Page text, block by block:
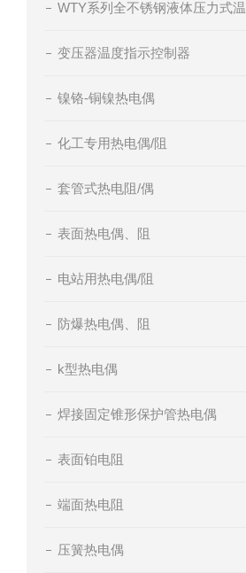
变压器温度指示控制器
镍铬-铜镍热电偶
化工专用热电偶/阻
套管式热电阻/偶
表面热电偶、阻
电站用热电偶/阻
防爆热电偶、阻
k型热电偶
焊接固定锥形保护管热电偶
表面铂电阻
端面热电阻
压簧热电偶